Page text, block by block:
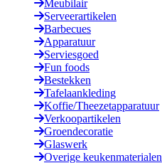
Meubilair
Serveerartikelen
Barbecues
Apparatuur
Serviesgoed
Fun foods
Bestekken
Tafelaankleding
Koffie/Theezetapparatuur
Verkoopartikelen
Groendecoratie
Glaswerk
Overige keukenmaterialen